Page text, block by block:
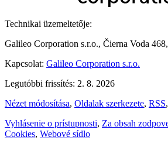
Technikai üzemeltetője:
Galileo Corporation s.r.o., Čierna Voda
Kapcsolat: Galileo Corporation s.r.o.
Legutóbbi frissítés: 2. 8. 2026
Nézet módosítása, Oldalak szerkezete, RSS,
Vyhlásenie o prístupnosti, Za obsah
Cookies, Webové sídlo